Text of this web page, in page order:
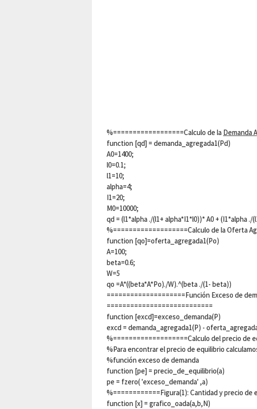
%==================Calculo de la Demanda
function [qd] = demanda_agregada1(Pd)
A0=1400;
l0=0.1;
l1=10;
alpha=4;
I1=20;
M0=10000;
qd = (l1*alpha ./(l1+ alpha*I1*l0))* A0 + (I1*alpha ./
%===================Calculo de la Oferta
function [qo]=oferta_agregada1(Po)
A=100;
beta=0.6;
W=5
qo =A*((beta*A*Po)./W).^(beta ./(1- beta))
====================Función Exceso de
===========================
function [excd]=exceso_demanda(P)
excd = demanda_agregada1(P) -
%===================Calculo del precio de
%Para encontrar el precio de equilibrio
%función exceso de demanda
function [pe] = precio_de_equilibrio(a)
pe = fzero( 'exceso_demanda' ,a)
%============Figura(1): Cantidad y precio de
function [x] = grafico_oada(a,b,N)